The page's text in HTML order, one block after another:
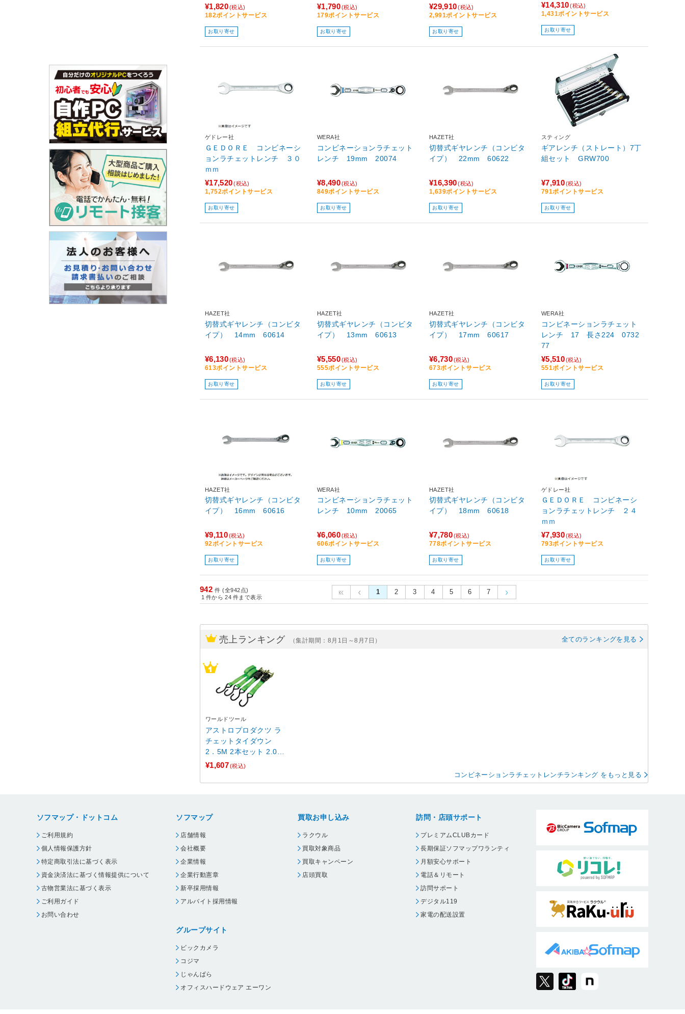
¥1,820(税込)
182ポイントサービス
お取り寄せ
¥1,790(税込)
179ポイントサービス
お取り寄せ
¥29,910(税込)
2,991ポイントサービス
お取り寄せ
¥14,310(税込)
1,431ポイントサービス
お取り寄せ
ゲドレー社
ＧＥＤＯＲＥ コンビネーシ
ョンラチェットレンチ ３０
ｍｍ
¥17,520(税込)
1,752ポイントサービス
お取り寄せ
WERA社
コンビネーションラチェット
レンチ 19mm 20074
¥8,490(税込)
849ポイントサービス
お取り寄せ
HAZET社
切替式ギヤレンチ（コンビタ
イプ） 22mm 60622
¥16,390(税込)
1,639ポイントサービス
お取り寄せ
スティング
ギアレンチ（ストレート）7丁
組セット GRW700
¥7,910(税込)
791ポイントサービス
お取り寄せ
HAZET社
切替式ギヤレンチ（コンビタ
イプ） 14mm 60614
¥6,130(税込)
613ポイントサービス
お取り寄せ
HAZET社
切替式ギヤレンチ（コンビタ
イプ） 13mm 60613
¥5,550(税込)
555ポイントサービス
お取り寄せ
HAZET社
切替式ギヤレンチ（コンビタ
イプ） 17mm 60617
¥6,730(税込)
673ポイントサービス
お取り寄せ
WERA社
コンビネーションラチェット
レンチ 17 長さ224 0732
77
¥5,510(税込)
551ポイントサービス
お取り寄せ
HAZET社
切替式ギヤレンチ（コンビタ
イプ） 16mm 60616
¥9,110(税込)
92ポイントサービス
お取り寄せ
WERA社
コンビネーションラチェット
レンチ 10mm 20065
¥6,060(税込)
606ポイントサービス
お取り寄せ
HAZET社
切替式ギヤレンチ（コンビタ
イプ） 18mm 60618
¥7,780(税込)
778ポイントサービス
お取り寄せ
ゲドレー社
ＧＥＤＯＲＥ コンビネーシ
ョンラチェットレンチ ２４
ｍｍ
¥7,930(税込)
793ポイントサービス
お取り寄せ
942 件 (全942点)
1 件から 24 件まで表示
1 2 3 4 5 6 7
売上ランキング （集計期間：8月1日～8月7日） 全てのランキングを見る
ワールドツール
アストロプロダクツ ラ
チェットタイダウン
2．5M 2本セット 2.00
7E+12
¥1,607(税込)
コンビネーションラチェットレンチランキング をもっと見る
ソフマップ・ドットコム
ご利用規約
個人情報保護方針
特定商取引法に基づく表示
資金決済法に基づく情報提供について
古物営業法に基づく表示
ご利用ガイド
お問い合わせ
ソフマップ
店舗情報
会社概要
企業情報
企業行動憲章
新卒採用情報
アルバイト採用情報
グループサイト
ビックカメラ
コジマ
じゃんぱら
オフィスハードウェア エーワン
買取お申し込み
ラクウル
買取対象商品
買取キャンペーン
店頭買取
訪問・店頭サポート
プレミアムCLUBカード
長期保証ソフマップワランティ
月額安心サポート
電話＆リモート
訪問サポート
デジタル119
家電の配送設置